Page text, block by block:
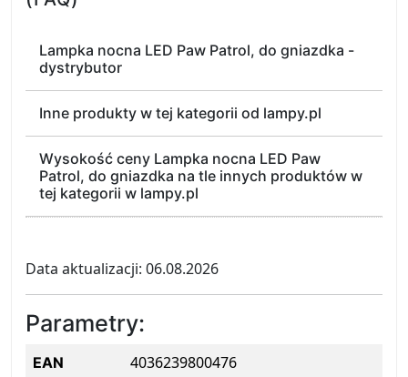
Lampka nocna LED Paw Patrol, do gniazdka -
dystrybutor
Inne produkty w tej kategorii od lampy.pl
Wysokość ceny Lampka nocna LED Paw
Patrol, do gniazdka na tle innych produktów w
tej kategorii w lampy.pl
Data aktualizacji: 06.08.2026
Parametry:
EAN 4036239800476